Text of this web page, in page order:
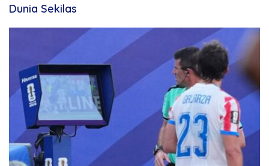
Dunia Sekilas